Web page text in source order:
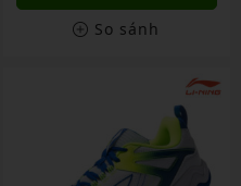
So sánh